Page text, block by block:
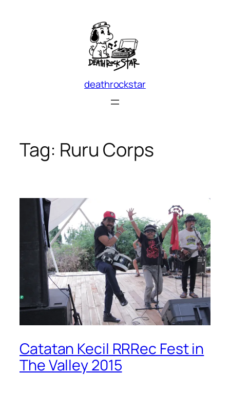
deathrockstar
Tag: Ruru Corps
Catatan Kecil RRRec Fest in
The Valley 2015